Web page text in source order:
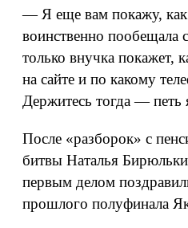
— Я еще вам покажу,
воинственно
только внучка покажет,
на сайте и по какому
Держитесь тогда —
После «разборок» с
битвы Наталья
первым делом
прошлого полуфинала